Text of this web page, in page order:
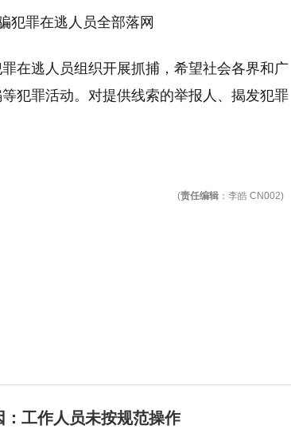
在逃人员组织开展抓捕，希望社会各界和广
犯罪活动。对提供线索的举报人、揭发犯罪
(责任编辑 ：李皓 CN002)
工作人员未按规范操作